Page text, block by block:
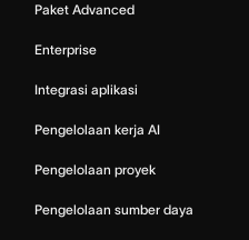
Paket Advanced
Enterprise
Integrasi aplikasi
Pengelolaan kerja AI
Pengelolaan proyek
Pengelolaan sumber daya